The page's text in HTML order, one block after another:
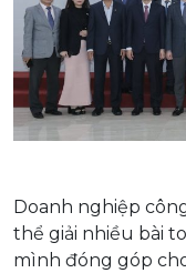
Doanh nghiệp
thể giải nhiều bài
mình đóng góp